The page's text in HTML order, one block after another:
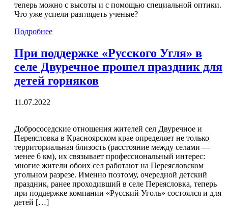
теперь можно с высоты и с помощью специальной оптики.
Что уже успели разглядеть ученые?
Подробнее
При поддержке «Русского Угля» в
селе Двуречное прошел праздник для
детей горняков
11.07.2022
Добрососедские отношения жителей сел Двуречное и
Переясловка в Красноярском крае определяет не только
территориальная близость (расстояние между селами —
менее 6 км), их связывает профессиональный интерес:
многие жители обоих сел работают на Переясловском
угольном разрезе. Именно поэтому, очередной детский
праздник, ранее проходивший в селе Переясловка, теперь
при поддержке компании «Русский Уголь» состоялся и для
детей […]